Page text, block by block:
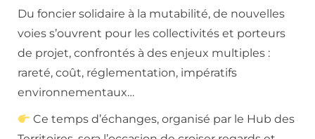
Du foncier solidaire à la mutabilité, de nouvelles
voies s’ouvrent pour les collectivités et porteurs
de projet, confrontés à des enjeux multiples :
rareté, coût, réglementation, impératifs
environnementaux…
Ce temps d’échanges, organisé par le Hub des